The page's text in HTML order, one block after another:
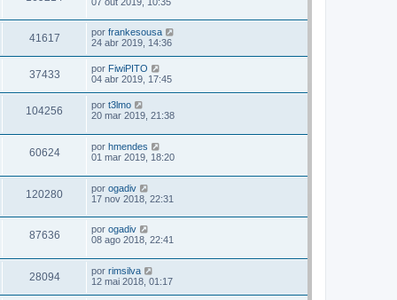
41617 por frankesousa
24 abr 2019, 14:36
37433 por FiwiPITO
04 abr 2019, 17:45
104256 por t3lmo
20 mar 2019, 21:38
60624 por hmendes
01 mar 2019, 18:20
120280 por ogadiv
17 nov 2018, 22:31
87636 por ogadiv
08 ago 2018, 22:41
28094 por rimsilva
12 mai 2018, 01:17